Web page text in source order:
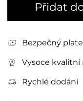
Přidat
Bezpečný
Vysoce kvalitní
Rychlé dodání